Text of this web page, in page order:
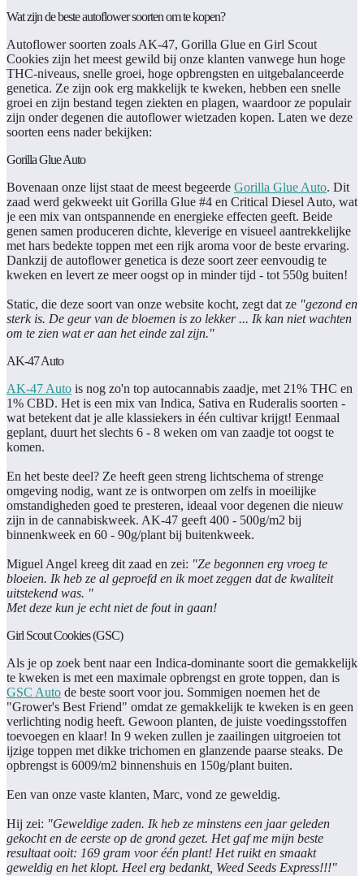
Wat zijn de beste autoflower soorten om te kopen?
Autoflower soorten zoals AK-47, Gorilla Glue en Girl Scout
Cookies zijn het meest gewild bij onze klanten vanwege hun hoge
THC-niveaus, snelle groei, hoge opbrengsten en uitgebalanceerde
genetica. Ze zijn ook erg makkelijk te kweken, hebben een snelle
groei en zijn bestand tegen ziekten en plagen, waardoor ze populair
zijn onder degenen die autoflower wietzaden kopen. Laten we deze
soorten eens nader bekijken:
Gorilla Glue Auto
Bovenaan onze lijst staat de meest begeerde Gorilla Glue Auto. Dit
zaad werd gekweekt uit Gorilla Glue #4 en Critical Diesel Auto, wat
je een mix van ontspannende en energieke effecten geeft. Beide
genen samen produceren dichte, kleverige en visueel aantrekkelijke
met hars bedekte toppen met een rijk aroma voor de beste ervaring.
Dankzij de autoflower genetica is deze soort zeer eenvoudig te
kweken en levert ze meer oogst op in minder tijd - tot 550g buiten!
Static, die deze soort van onze website kocht, zegt dat ze "gezond en
sterk is. De geur van de bloemen is zo lekker ... Ik kan niet wachten
om te zien wat er aan het einde zal zijn."
AK-47 Auto
AK-47 Auto is nog zo'n top autocannabis zaadje, met 21% THC en
1% CBD. Het is een mix van Indica, Sativa en Ruderalis soorten -
wat betekent dat je alle klassiekers in één cultivar krijgt! Eenmaal
geplant, duurt het slechts 6 - 8 weken om van zaadje tot oogst te
komen.
En het beste deel? Ze heeft geen streng lichtschema of strenge
omgeving nodig, want ze is ontworpen om zelfs in moeilijke
omstandigheden goed te presteren, ideaal voor degenen die nieuw
zijn in de cannabiskweek. AK-47 geeft 400 - 500g/m2 bij
binnenkweek en 60 - 90g/plant bij buitenkweek.
Miguel Angel kreeg dit zaad en zei: "Ze begonnen erg vroeg te
bloeien. Ik heb ze al geproefd en ik moet zeggen dat de kwaliteit
uitstekend was. "
Met deze kun je echt niet de fout in gaan!
Girl Scout Cookies (GSC)
Als je op zoek bent naar een Indica-dominante soort die gemakkelijk
te kweken is met een maximale opbrengst en grote toppen, dan is
GSC Auto de beste soort voor jou. Sommigen noemen het de
"Grower's Best Friend" omdat ze gemakkelijk te kweken is en geen
verlichting nodig heeft. Gewoon planten, de juiste voedingsstoffen
toevoegen en klaar! In 9 weken zullen je zaailingen uitgroeien tot
ijzige toppen met dikke trichomen en glanzende paarse steaks. De
opbrengst is 6009/m2 binnenshuis en 150g/plant buiten.
Een van onze vaste klanten, Marc, vond ze geweldig.
Hij zei: "Geweldige zaden. Ik heb ze minstens een jaar geleden
gekocht en de eerste op de grond gezet. Het gaf me mijn beste
resultaat ooit: 169 gram voor één plant! Het ruikt en smaakt
geweldig en het klopt. Heel erg bedankt, Weed Seeds Express!!!"